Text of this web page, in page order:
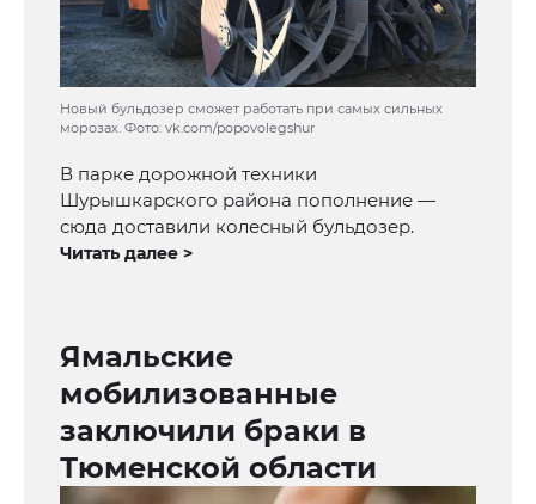
Новый бульдозер сможет работать при самых сильных
морозах. Фото: vk.com/popovolegshur
В парке дорожной техники
Шурышкарского района пополнение —
сюда доставили колесный бульдозер.
Читать далее >
Ямальские
мобилизованные
заключили браки в
Тюменской области